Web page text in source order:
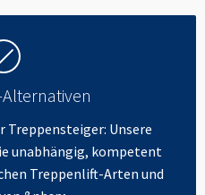
Treppensteiger: Unsere
unabhängig, kompetent
Treppenlift-Arten und